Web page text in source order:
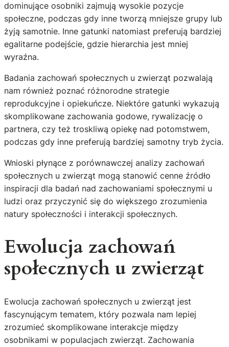
dominujące osobniki zajmują wysokie pozycje
społeczne, podczas gdy inne tworzą mniejsze grupy lub
żyją samotnie. Inne gatunki natomiast preferują bardziej
egalitarne podejście, gdzie hierarchia jest mniej
wyraźna.
Badania zachowań społecznych u zwierząt pozwalają
nam również poznać różnorodne strategie
reprodukcyjne i opiekuńcze. Niektóre gatunki wykazują
skomplikowane zachowania godowe, rywalizację o
partnera, czy też troskliwą opiekę nad potomstwem,
podczas gdy inne preferują bardziej samotny tryb życia.
Wnioski płynące z porównawczej analizy zachowań
społecznych u zwierząt mogą stanowić cenne źródło
inspiracji dla badań nad zachowaniami społecznymi u
ludzi oraz przyczynić się do większego zrozumienia
natury społeczności i interakcji społecznych.
Ewolucja zachowań
społecznych u zwierząt
Ewolucja zachowań społecznych u zwierząt jest
fascynującym tematem, który pozwala nam lepiej
zrozumieć skomplikowane interakcje między
osobnikami w populacjach zwierząt. Zachowania